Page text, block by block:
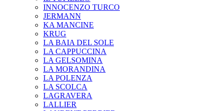
INNOCENZO TURCO
JERMANN
KA MANCINE
KRUG
LA BAIA DEL SOLE
LA CAPPUCCINA
LA GELSOMINA
LA MORANDINA
LA POLENZA
LA SCOLCA
LAGRAVERA
LALLIER